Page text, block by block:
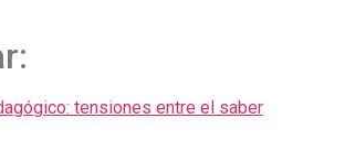
tensiones entre el saber